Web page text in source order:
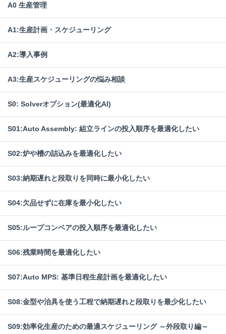
A0 生産管理
A1:生産計画・スケジューリング
A2:導入事例
A3:生産スケジューリングの悩み相談
S0: Solverオプション(最適化AI)
S01:Auto Assembly: 組立ラインの投入順序を最適化したい
S02:炉や槽の詰込みを最適化したい
S03:納期遅れと段取りを同時に最小化したい
S04:欠品せずに在庫を最小化したい
S05:ループコンベアの投入順序を最適化したい
S06:残業時間を最適化したい
S07:Auto MPS: 基準日程生産計画を最適化したい
S08:金型や治具を使う工程で納期遅れと段取りを最少化したい
S09:効率化生産のための最適スケジューリング ～外段取り編～